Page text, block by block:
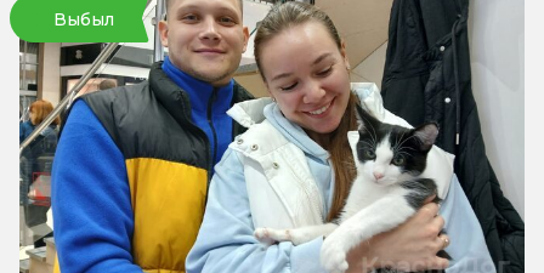
Выбыл